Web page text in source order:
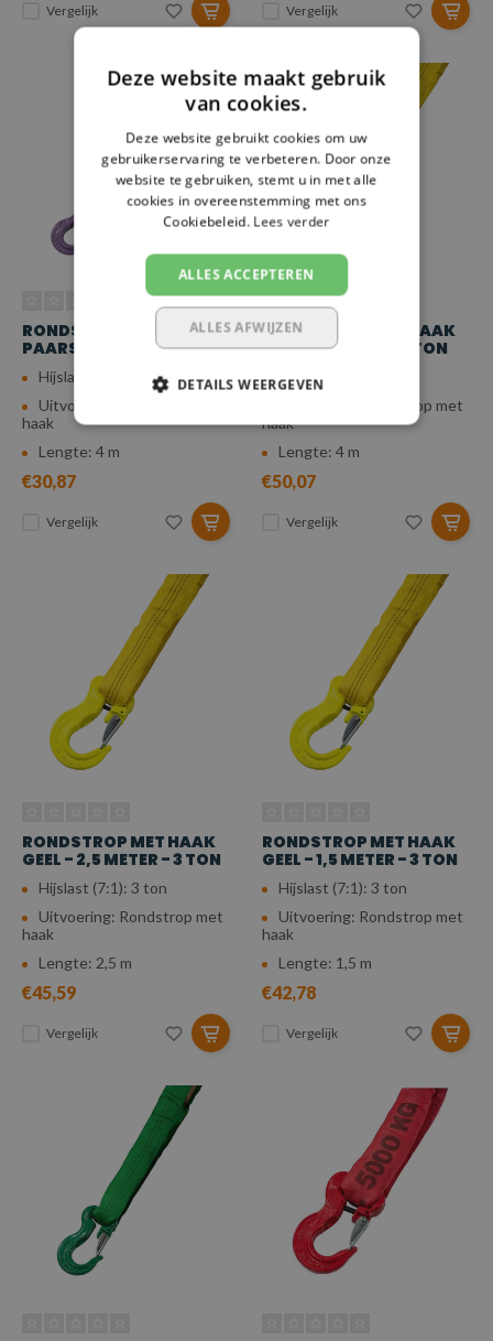
Vergelijk Vergelijk
RONDSTROP MET HAAK
PAARS - 4 METER - 1 TON
Hijslast (7:1): 1 ton
Uitvoering: Rondstrop met
haak
Lengte: 4 m
€30,87
Vergelijk
RONDSTROP MET HAAK
GEEL - 4 METER - 3 TON
Hijslast (7:1): 3 ton
Uitvoering: Rondstrop met
haak
Lengte: 4 m
€50,07
Vergelijk
RONDSTROP MET HAAK
GEEL - 2,5 METER - 3 TON
Hijslast (7:1): 3 ton
Uitvoering: Rondstrop met
haak
Lengte: 2,5 m
€45,59
Vergelijk
RONDSTROP MET HAAK
GEEL - 1,5 METER - 3 TON
Hijslast (7:1): 3 ton
Uitvoering: Rondstrop met
haak
Lengte: 1,5 m
€42,78
Vergelijk
Deze website maakt gebruik
van cookies.
Deze website gebruikt cookies om uw
gebruikerservaring te verbeteren. Door onze
website te gebruiken, stemt u in met alle
cookies in overeenstemming met ons
Cookiebeleid. Lees verder
ALLES ACCEPTEREN
ALLES AFWIJZEN
DETAILS WEERGEVEN